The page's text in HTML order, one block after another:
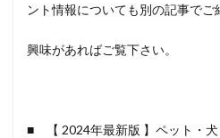
ント情報についても別の記事でご
興味があればご覧下さい。
■ 【 2024年最新版 】ペット・犬